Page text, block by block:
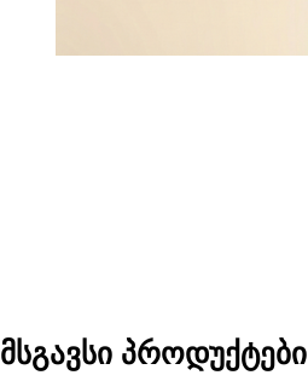
მსგავსი პროდუქტები